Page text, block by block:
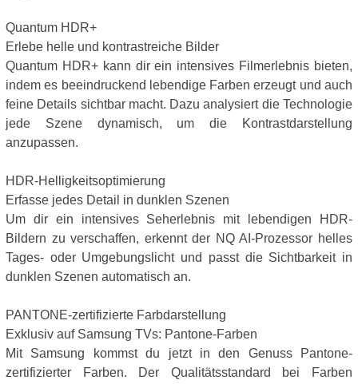
Quantum HDR+
Erlebe helle und kontrastreiche Bilder
Quantum HDR+ kann dir ein intensives Filmerlebnis bieten,
indem es beeindruckend lebendige Farben erzeugt und auch
feine Details sichtbar macht. Dazu analysiert die Technologie
jede Szene dynamisch, um die Kontrastdarstellung
anzupassen.
HDR-Helligkeitsoptimierung
Erfasse jedes Detail in dunklen Szenen
Um dir ein intensives Seherlebnis mit lebendigen HDR-
Bildern zu verschaffen, erkennt der NQ AI-Prozessor helles
Tages- oder Umgebungslicht und passt die Sichtbarkeit in
dunklen Szenen automatisch an.
PANTONE-zertifizierte Farbdarstellung
Exklusiv auf Samsung TVs: Pantone-Farben
Mit Samsung kommst du jetzt in den Genuss Pantone-
zertifizierter Farben. Der Qualitätsstandard bei Farben